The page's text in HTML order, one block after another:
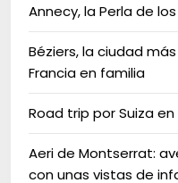
Annecy, la Perla de
Béziers, la ciudad
Francia en familia
Road trip por Suiza
Aeri de Montserrat:
con unas vistas de